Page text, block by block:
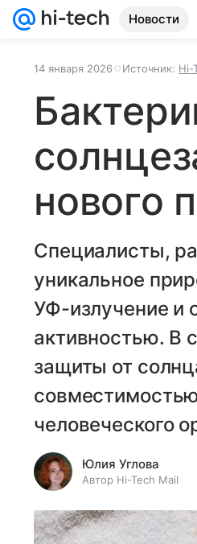
Новости
14 января 2026 Источник: Hi-
нового
Специалисты,
уникальное
УФ-излучение и
активностью. В
защиты от
человеческого
Юлия Углова
Автор Hi-Tech Mail